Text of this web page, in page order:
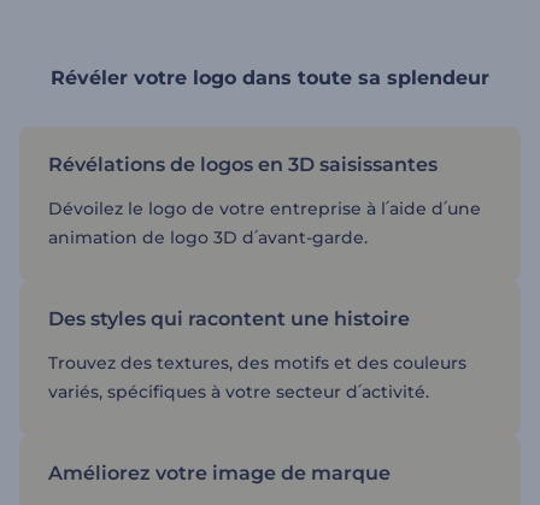
Révéler votre logo dans toute sa splendeur
Révélations de logos en 3D saisissantes
Dévoilez le logo de votre entreprise à l՛aide d՛une
animation de logo 3D d՛avant-garde.
Des styles qui racontent une histoire
Trouvez des textures, des motifs et des couleurs
variés, spécifiques à votre secteur d՛activité.
Améliorez votre image de marque